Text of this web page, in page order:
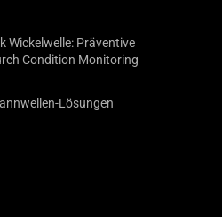
Wickelwelle: Präventive
Condition Monitoring
Lösungen